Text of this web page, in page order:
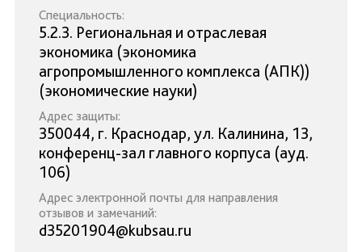
Специальность:
5.2.3. Региональная и отраслевая
экономика (экономика
агропромышленного комплекса (АПК))
(экономические науки)
Адрес защиты:
350044, г. Краснодар, ул. Калинина, 13,
конференц-зал главного корпуса (ауд.
106)
Адрес электронной почты для направления
отзывов и замечаний:
d35201904@kubsau.ru